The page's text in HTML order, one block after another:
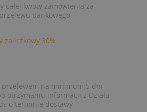
całej kwoty zamówienia za
bankowego
zaliczkowy 30%
przelewem na minimum 5 dni
otrzymaniu informacji z Działu
o terminie dostawy